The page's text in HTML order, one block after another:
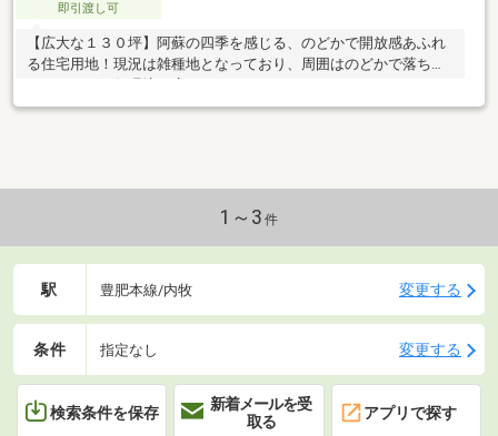
即引渡し可
【広大な１３０坪】阿蘇の四季を感じる、のどかで開放感あふれ
る住宅用地！現況は雑種地となっており、周囲はのどかで落ち着
1～3 件
駅 豊肥本線/内牧 変更する
条件 指定なし 変更する
検索条件を保存
新着メールを受
取る
アプリで探す